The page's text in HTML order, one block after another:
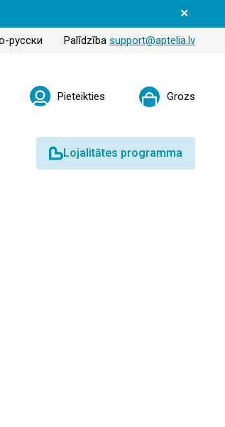
русски Palīdzība support@aptelia.lv
Pieteikties Grozs
Lojalitātes programma